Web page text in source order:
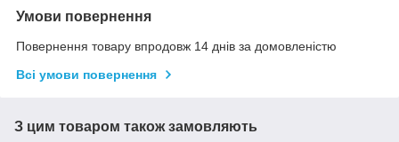
Умови повернення
Повернення товару впродовж 14 днів за домовленістю
Всі умови повернення
З цим товаром також замовляють